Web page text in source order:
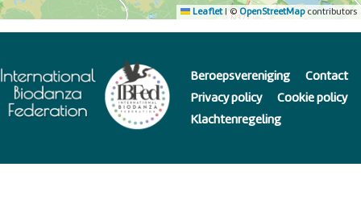
Leaflet ©OpenStreetMapcontributors
Beroepsvereniging
Contact
Privacy policy
Cookie policy
Klachtenregeling